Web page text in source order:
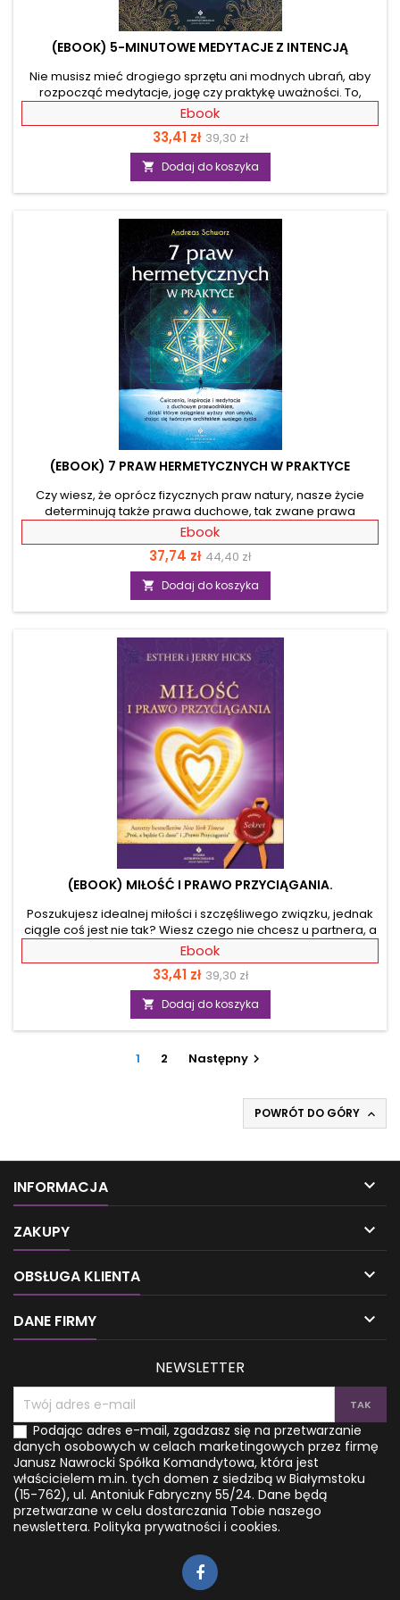
(EBOOK) 5-MINUTOWE MEDYTACJE Z INTENCJĄ
Nie musisz mieć drogiego sprzętu ani modnych ubrań, aby
rozpocząć medytacje, jogę czy praktykę uważności. To,
czego naprawdę potrzebujesz, to 5 minut własnej
niepodzielnej uwagi. Z książki dowiesz się jak zacząć
medytować codziennie. Wykorzystasz 9 ćwiczeń, by
wspomóc 5minutowe medytowanie z intencją w duchu
buddyzmu. Przede wszystkim zaś poznasz 9 intencji, które w
połączeniu z praktykami duchowymi pomogą ci odzyskać
akceptuję siebie”...
Ebook
Cena
33,41 zł Cena
podstawowa
39,30 zł
 Dodaj do koszyka
(EBOOK) 7 PRAW HERMETYCZNYCH W PRAKTYCE
Czy wiesz, że oprócz fizycznych praw natury, nasze życie
determinują także prawa duchowe, tak zwane prawa
hermetyczne? Możesz je wykorzystać, aby skierować życie w
określonym kierunku i wprowadzić więcej harmonii, radości,
sukcesu i zdrowia do swojej codzienności. W tej książce
Autor objaśnia 7 praw hermetycznych, dzięki którym wszystko
w stanie się możliwe! Dowiedz się, jak wykorzystać prawo
przyciągania, stworzenia, biegunowości, zgodności,
Ebook
Cena
37,74 zł Cena
podstawowa
44,40 zł
 Dodaj do koszyka
(EBOOK) MIŁOŚĆ I PRAWO PRZYCIĄGANIA.
Poszukujesz idealnej miłości i szczęśliwego związku, jednak
ciągle coś jest nie tak? Wiesz czego nie chcesz u partnera, a
zawsze trafiasz na właśnie taką osobę? Esther i Jerry Hicks
udowodnią Ci, że tak działa Prawo Przyciągania. Dzięki tej
książce nauczysz się je wykorzystywać do stworzenia
idealnego związku. Dowiesz się jak świadomie formułować
myśli i wibrować energią, by przyciągnąć ukochaną osobę i
szczęście. Odnajdziesz drogę do Wiru Tworzenia, który
Ebook
Cena
33,41 zł Cena
podstawowa
39,30 zł
 Dodaj do koszyka
1 2 Następny 
POWRÓT DO GÓRY 
INFORMACJA 
ZAKUPY 
OBSŁUGA KLIENTA 
DANE FIRMY 
NEWSLETTER
Podając adres e-mail, zgadzasz się na przetwarzanie
danych osobowych w celach marketingowych przez firmę
Janusz Nawrocki Spółka Komandytowa, która jest
właścicielem m.in. tych domen z siedzibą w Białymstoku
(15-762), ul. Antoniuk Fabryczny 55/24. Dane będą
przetwarzane w celu dostarczania Tobie naszego
newslettera. Polityka prywatności i cookies.